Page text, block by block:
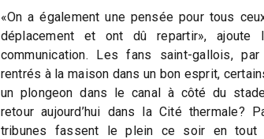
«On a également une pensée pour tous
déplacement et ont dû repartir», ajoute
communication. Les fans saint-gallois,
rentrés à la maison dans un bon esprit,
un plongeon dans le canal à côté du
retour aujourd’hui dans la Cité thermale?
tribunes fassent le plein ce soir en tout